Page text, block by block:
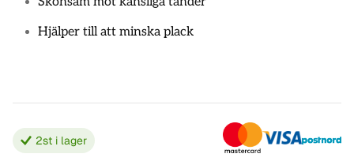
Hjälper till att minska plack
2st i lager